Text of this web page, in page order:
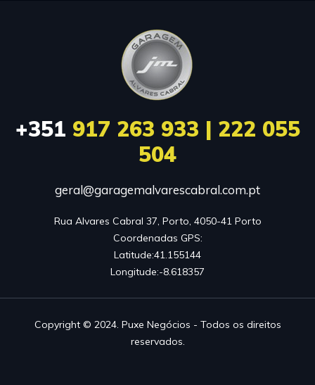
+351 917 263 933 | 222 055
504
geral@garagemalvarescabral.com.pt
Rua Alvares Cabral 37, Porto, 4050-41 Porto
Coordenadas GPS:
Latitude:41.155144
Longitude:-8.618357
Copyright © 2024. Puxe Negócios - Todos os direitos
reservados.